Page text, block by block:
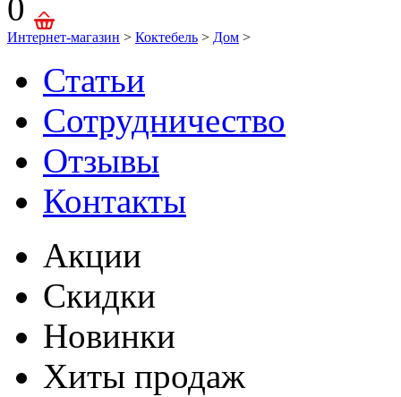
0
Интернет-магазин > Коктебель > Дом >
Статьи
Сотрудничество
Отзывы
Контакты
Акции
Скидки
Новинки
Хиты продаж